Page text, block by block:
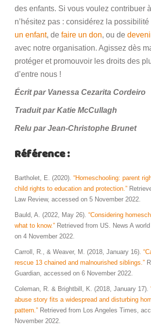
des enfants. Si vous voulez contribuer
n’hésitez pas : considérez la possibilité
un enfant, de faire un don, ou de
avec notre organisation. Agissez dès
protéger et promouvoir les droits des
d’entre nous !
Écrit par Vanessa Cezarita Cordeiro
Traduit par Katie McCullagh
Relu par Jean-Christophe Brunet
Référence :
Bartholet, E. (2020). “Homeschooling: parent
child rights to education and protection.”
Law Review, accessed on 5 November 2022.
Bauld, A. (2022, May 26). “Considering
what to know.” Retrieved from US. News A
on 4 November 2022.
Carroll, R., & Weaver, M. (2018, January 16).
rescue 13 chained and malnourished siblings.”
Guardian, accessed on 6 November 2022.
Coleman, R. & Brightbill, K. (2018, January 17).
abuse story fits a widespread and disturbing
pattern.” Retrieved from Los Angeles Times,
November 2022.